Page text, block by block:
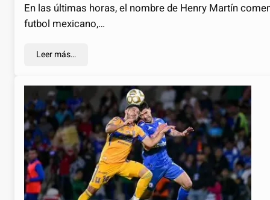
En las últimas horas, el nombre de Henry Martín
futbol mexicano,…
Leer más…